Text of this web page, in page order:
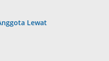
Lewat